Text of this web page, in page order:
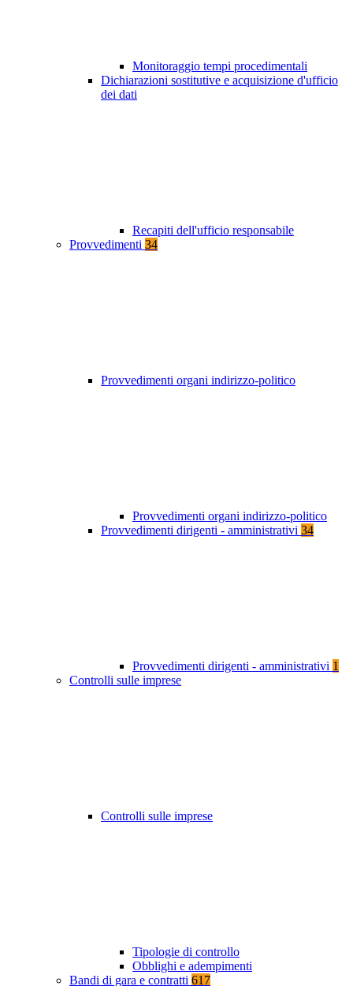
Monitoraggio tempi procedimentali
Dichiarazioni sostitutive e acquisizione d'ufficio
dei dati
Recapiti dell'ufficio responsabile
Provvedimenti 34
Provvedimenti organi indirizzo-politico
Provvedimenti organi indirizzo-politico
Provvedimenti dirigenti - amministrativi 34
Provvedimenti dirigenti - amministrativi 1
Controlli sulle imprese
Controlli sulle imprese
Tipologie di controllo
Obblighi e adempimenti
Bandi di gara e contratti 617